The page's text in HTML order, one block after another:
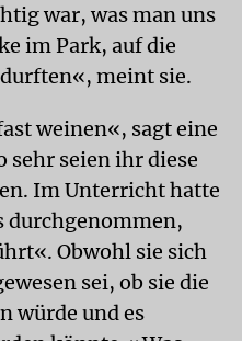
war, was man uns
im Park, auf die
meint sie.
weinen«, sagt eine
sehr seien ihr diese
Im Unterricht hatte
durchgenommen,
Obwohl sie sich
sei, ob sie die
würde und es